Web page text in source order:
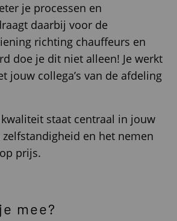
je processen en
daarbij voor de
richting chauffeurs en
doe je dit niet alleen! Je werkt
jouw collega’s van de afdeling
staat centraal in jouw
en het nemen
prijs.
mee?